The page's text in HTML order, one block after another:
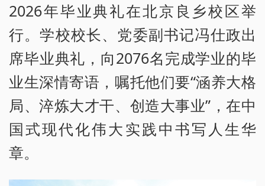
2026年毕业典礼在北京良乡校区举
行。学校校长、党委副书记冯仕政出
席毕业典礼，向2076名完成学业的毕
业生深情寄语，嘱托他们要“涵养大格
局、淬炼大才干、创造大事业”，在中
国式现代化伟大实践中书写人生华
章。